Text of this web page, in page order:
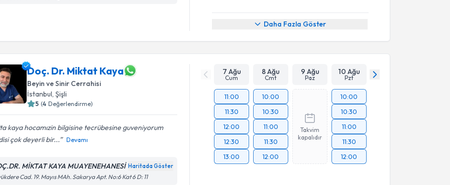
Daha Fazla Göster
Doç. Dr. Miktat Kaya
Beyin ve Sinir Cerrahisi
İstanbul, Şişli
5 (4 Değerlendirme)
kaya hocamızin bilgisine tecrübesine guveniyorum
çok deyerli bir...
Devamı
MİKTAT KAYA MUAYENEHANESİ Haritada Göster
Cad. 19. Mayıs MAh. Sakarya Apt. No:6 Kat 6 D: 11
7 Ağu
Cum
8 Ağu
Cmt
9 Ağu
Paz
10 Ağu
Pzt
11:00
11:30
12:00
12:30
13:00
10:00
10:30
11:00
11:30
12:00
Takvim
kapalıdır
10:00
10:30
11:00
11:30
12:00